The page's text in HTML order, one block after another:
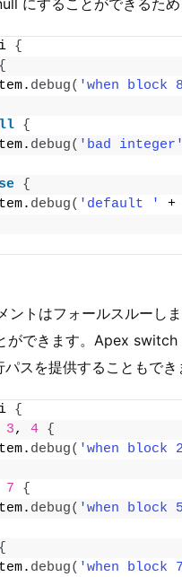
i {
{
debug( 'when block
{
debug( 'bad integer'
{
debug( 'default '
トはフォールスルーし
ができます。Apex switch
スを提供することもでき
i {
3, 4 {
debug( 'when block
7
{
debug( 'when block
{
debug( 'when block